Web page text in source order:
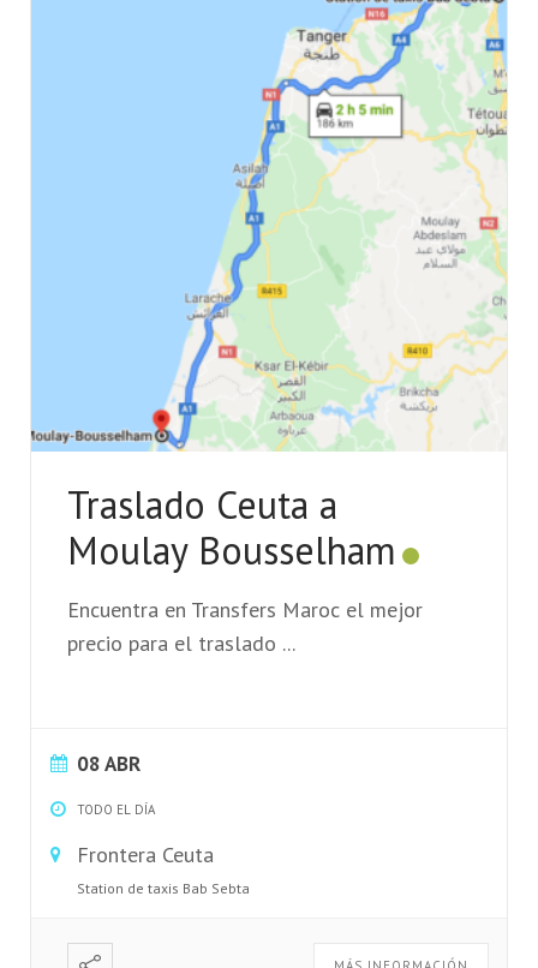
Traslado Ceuta a
Moulay Bousselham
Encuentra en Transfers Maroc el mejor
precio para el traslado ...
08 ABR
TODO EL DÍA
Frontera Ceuta
Station de taxis Bab Sebta